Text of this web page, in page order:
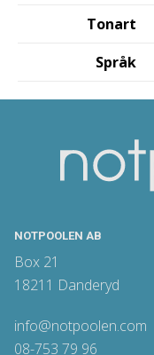
Tonart
Språk
NOTPOOLEN AB
Box 21
18211 Danderyd
info@notpoolen.com
08-753 79 96